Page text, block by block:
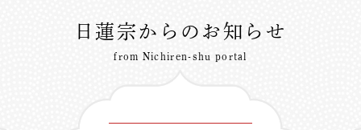
日蓮宗からのお知らせ
from Nichiren-shu portal